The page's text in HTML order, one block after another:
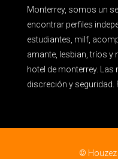
Monterrey, somos un
encontrar perfiles
estudiantes, milf,
amante, lesbian, tríos y
hotel de monterrey.
discreción y seguridad.
© Houzez